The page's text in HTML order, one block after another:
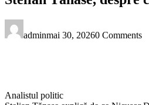
adminmai 30, 20260 Comments
Analistul politic